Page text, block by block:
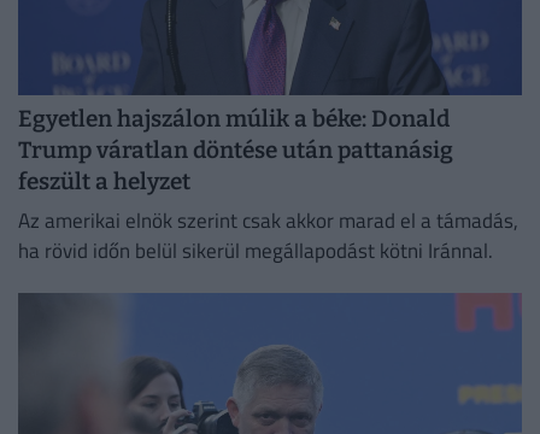
Egyetlen hajszálon múlik a béke: Donald
Trump váratlan döntése után pattanásig
feszült a helyzet
Az amerikai elnök szerint csak akkor marad el a támadás,
ha rövid időn belül sikerül megállapodást kötni Iránnal.